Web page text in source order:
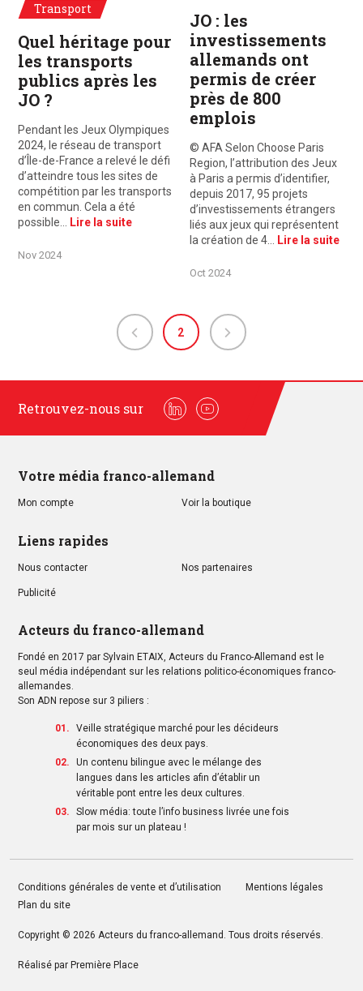
Transport
Quel héritage pour
les transports
publics après les
JO ?
Pendant les Jeux Olympiques
2024, le réseau de transport
d’Île-de-France a relevé le défi
d’atteindre tous les sites de
compétition par les transports
en commun. Cela a été
possible…
Lire la suite
Nov 2024
JO : les
investissements
allemands ont
permis de créer
près de 800
emplois
© AFA Selon Choose Paris
Region, l’attribution des Jeux
à Paris a permis d’identifier,
depuis 2017, 95 projets
d’investissements étrangers
liés aux jeux qui représentent
la création de 4…
Lire la suite
Oct 2024
2
Retrouvez-nous sur
LinkedinYoutube
Votre média franco-allemand
Mon compte Voir la boutique
Liens rapides
Nous contacter Nos partenaires
Publicité
Acteurs du franco-allemand
Fondé en 2017 par Sylvain ETAIX, Acteurs du Franco-Allemand est le
seul média indépendant sur les relations politico-économiques franco-
allemandes.
Son ADN repose sur 3 piliers :
Veille stratégique marché pour les décideurs
économiques des deux pays.
Un contenu bilingue avec le mélange des
langues dans les articles afin d’établir un
véritable pont entre les deux cultures.
Slow média: toute l’info business livrée une fois
par mois sur un plateau !
Conditions générales de vente et d’utilisation
Mentions légales
Plan du site
Copyright © 2026 Acteurs du franco-allemand . Tous droits réservés.
Réalisé par Première Place